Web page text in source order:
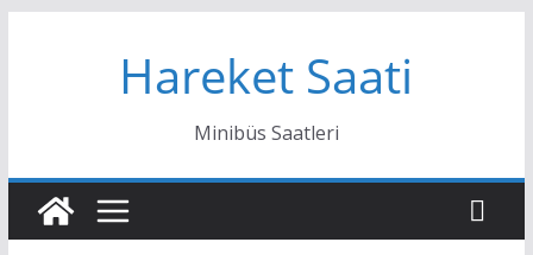
Hareket Saati
Minibüs Saatleri